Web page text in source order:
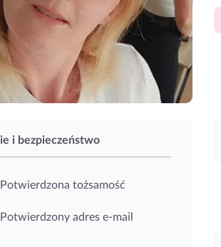
i bezpieczeństwo
Potwierdzona tożsamość
Potwierdzony adres e-mail